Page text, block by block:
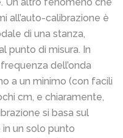
Un altro fenomeno che
all’auto-calibrazione è
di una stanza,
punto di misura. In
dell’onda
a un minimo (con facili
cm, e chiaramente,
si basa sul
un solo punto